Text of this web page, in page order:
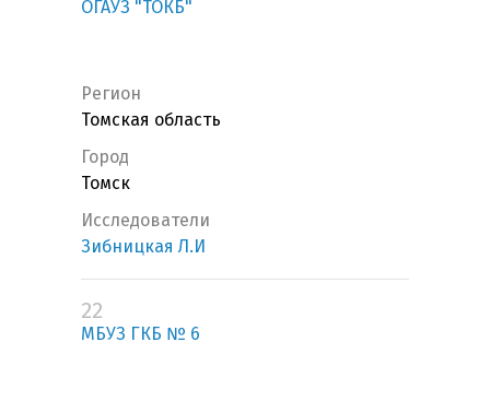
ОГАУЗ "ТОКБ"
Регион
Томская область
Город
Томск
Исследователи
Зибницкая Л.И
22
МБУЗ ГКБ № 6